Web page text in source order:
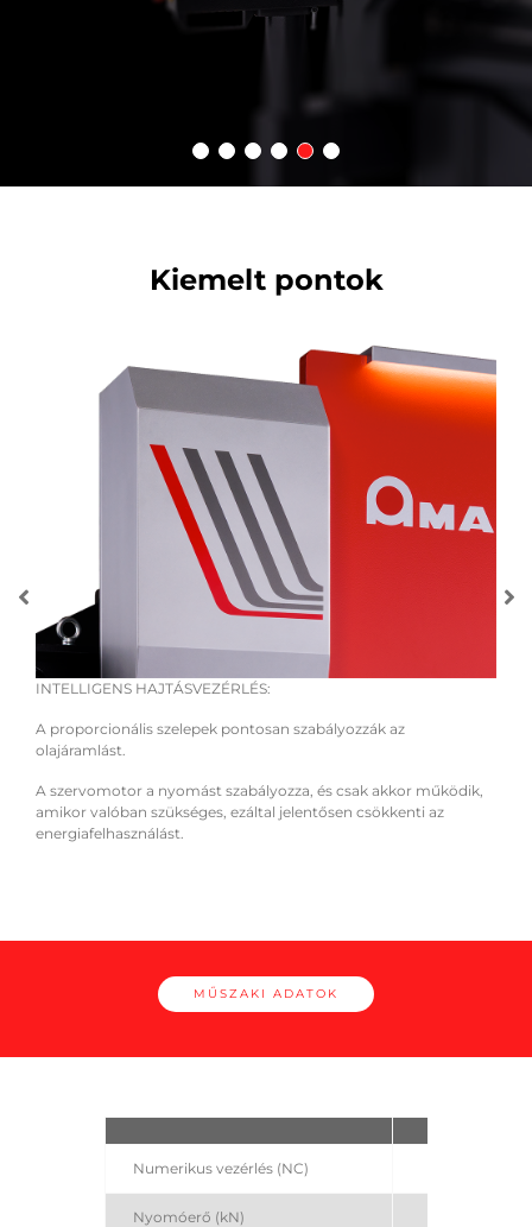
Kiemelt pontok
INTELLIGENS HAJTÁSVEZÉRLÉS:
A proporcionális szelepek pontosan szabályozzák az
olajáramlást.
A szervomotor a nyomást szabályozza, és csak akkor működik,
amikor valóban szükséges, ezáltal jelentősen csökkenti az
energiafelhasználást.
MŰSZAKI ADATOK
Numerikus vezérlés (NC)
Nyomóerő (kN)